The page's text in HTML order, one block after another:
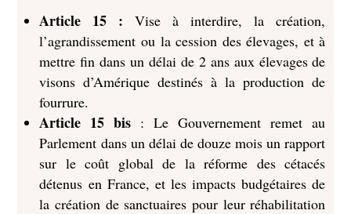
Article 15 : Vise à interdire, la création,
l’agrandissement ou la cession des élevages, et à
mettre fin dans un délai de 2 ans aux élevages de
visons d’Amérique destinés à la production de
fourrure.
Article 15 bis : Le Gouvernement remet au
Parlement dans un délai de douze mois un rapport
sur le coût global de la réforme des cétacés
détenus en France, et les impacts budgétaires de
la création de sanctuaires pour leur réhabilitation